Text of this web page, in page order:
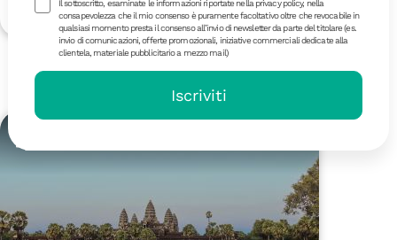
Dicembre 2026
Il sottoscritto, esaminate le informazioni riportate nella privacy policy, nella
consapevolezza che il mio consenso è puramente facoltativo oltre che revocabile in
qualsiasi momento presta il consenso all’invio di newsletter da parte del titolare (es.
invio di comunicazioni, offerte promozionali, iniziative commerciali dedicate alla
clientela, materiale pubblicitario a mezzo mail)
Iscriviti